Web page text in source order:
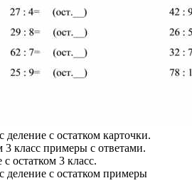
деление с остатком карточки.
3 класс примеры с ответами.
остатком 3 класс.
деление с остатком примеры